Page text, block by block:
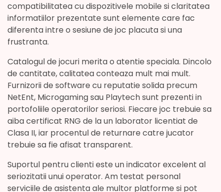
compatibilitatea cu dispozitivele mobile si claritatea
informatiilor prezentate sunt elemente care fac
diferenta intre o sesiune de joc placuta si una
frustranta.
Catalogul de jocuri merita o atentie speciala. Dincolo
de cantitate, calitatea conteaza mult mai mult.
Furnizorii de software cu reputatie solida precum
NetEnt, Microgaming sau Playtech sunt prezenti in
portofoliile operatorilor seriosi. Fiecare joc trebuie sa
aiba certificat RNG de la un laborator licentiat de
Clasa II, iar procentul de returnare catre jucator
trebuie sa fie afisat transparent.
Suportul pentru clienti este un indicator excelent al
seriozitatii unui operator. Am testat personal
serviciile de asistenta ale multor platforme si pot